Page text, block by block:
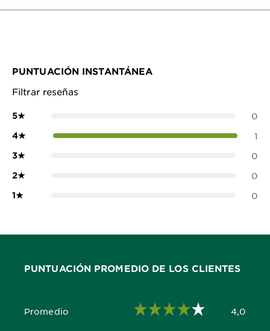
PUNTUACIÓN INSTANTÁNEA
Filtrar reseñas
5★ 0
4★ 1
3★ 0
2★ 0
1★ 0
PUNTUACIÓN PROMEDIO DE LOS CLIENTES
Promedio
4,0 out of 5 stars 4,0